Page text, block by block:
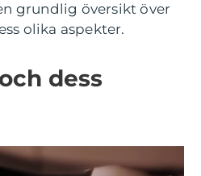
grundlig översikt över
olika aspekter.
dess